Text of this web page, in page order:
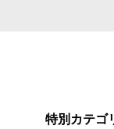
特別カテゴ